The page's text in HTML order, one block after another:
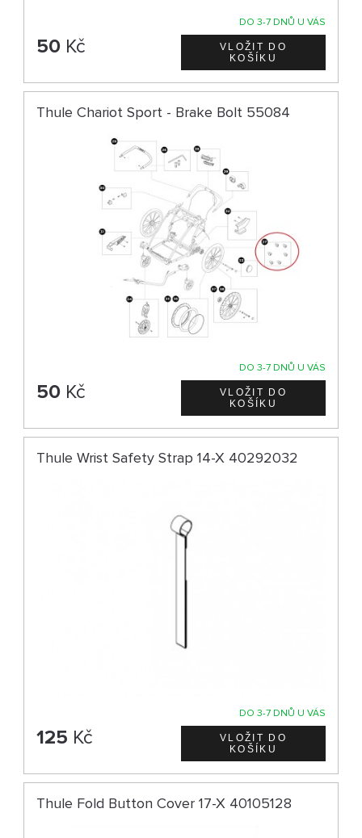
DO 3-7 DNŮ U VÁS
50 Kč
Thule Chariot Sport - Brake Bolt 55084
DO 3-7 DNŮ U VÁS
50 Kč
Thule Wrist Safety Strap 14-X 40292032
DO 3-7 DNŮ U VÁS
125 Kč
Thule Fold Button Cover 17-X 40105128